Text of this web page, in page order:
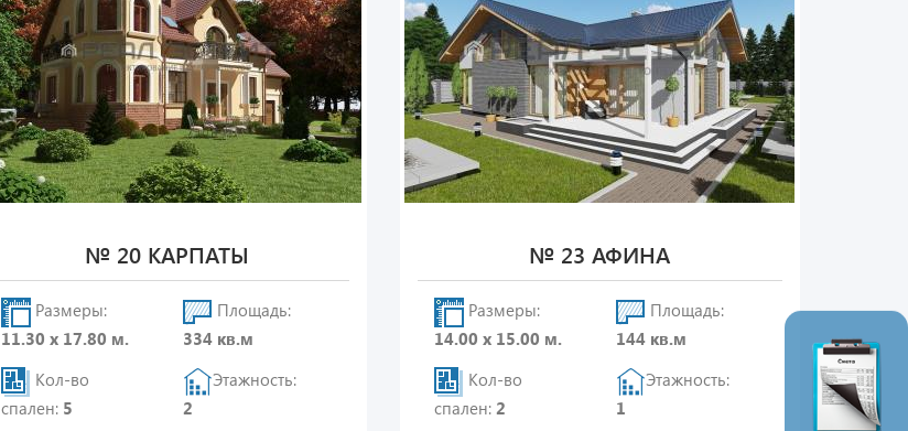
№ 20 КАРПАТЫ
Размеры:
11.30 х 17.80 м.
Кол-во
спален: 5
Площадь:
334 кв.м
Этажность:
2
№ 23 АФИНА
Размеры:
14.00 х 15.00 м.
Кол-во
спален: 2
Площадь:
144 кв.м
Этажность:
1